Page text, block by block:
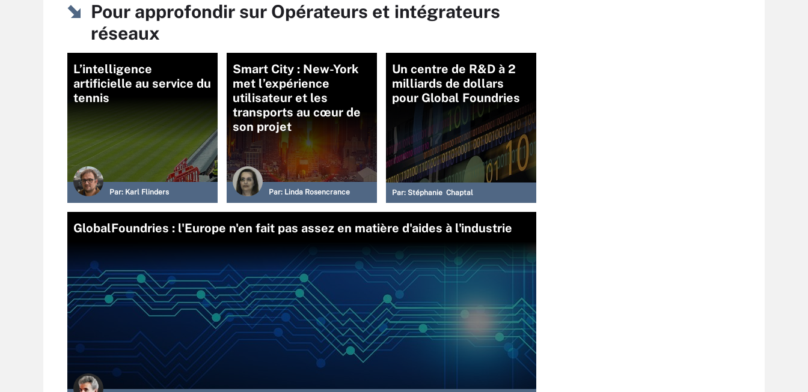
Pour approfondir sur Opérateurs et intégrateurs
réseaux
L’intelligence
artificielle au service du
tennis
Par: Karl Flinders
Smart City : New-York
met l’expérience
utilisateur et les
transports au cœur de
son projet
Par: Linda Rosencrance
Un centre de R&D à 2
milliards de dollars
pour Global Foundries
Par: Stéphanie Chaptal
GlobalFoundries : l'Europe n'en fait pas assez en matière d'aides à l'industrie